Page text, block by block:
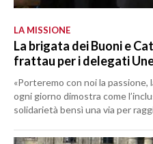
LA MISSIONE
La brigata dei Buoni e
frattau per i delegati
«Porteremo con noi la passione,
ogni giorno dimostra come
solidarietà bensì una via per